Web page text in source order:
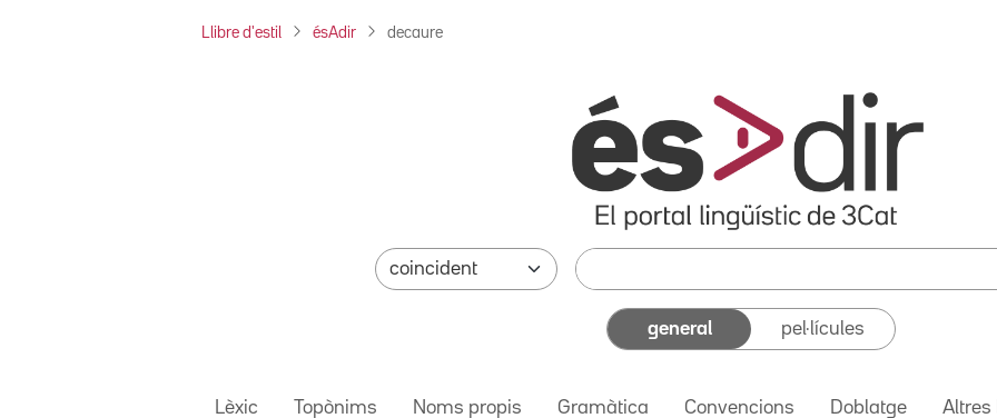
Llibre d'estil ésAdir decaure
general pel·lícules
Lèxic Topònims Noms propis Gramàtica Convencions Doblatge Altres